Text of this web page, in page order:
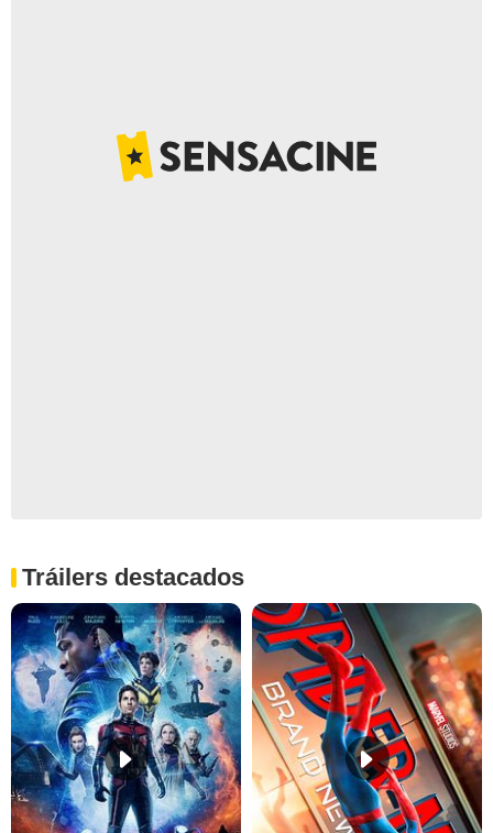
Tráilers destacados